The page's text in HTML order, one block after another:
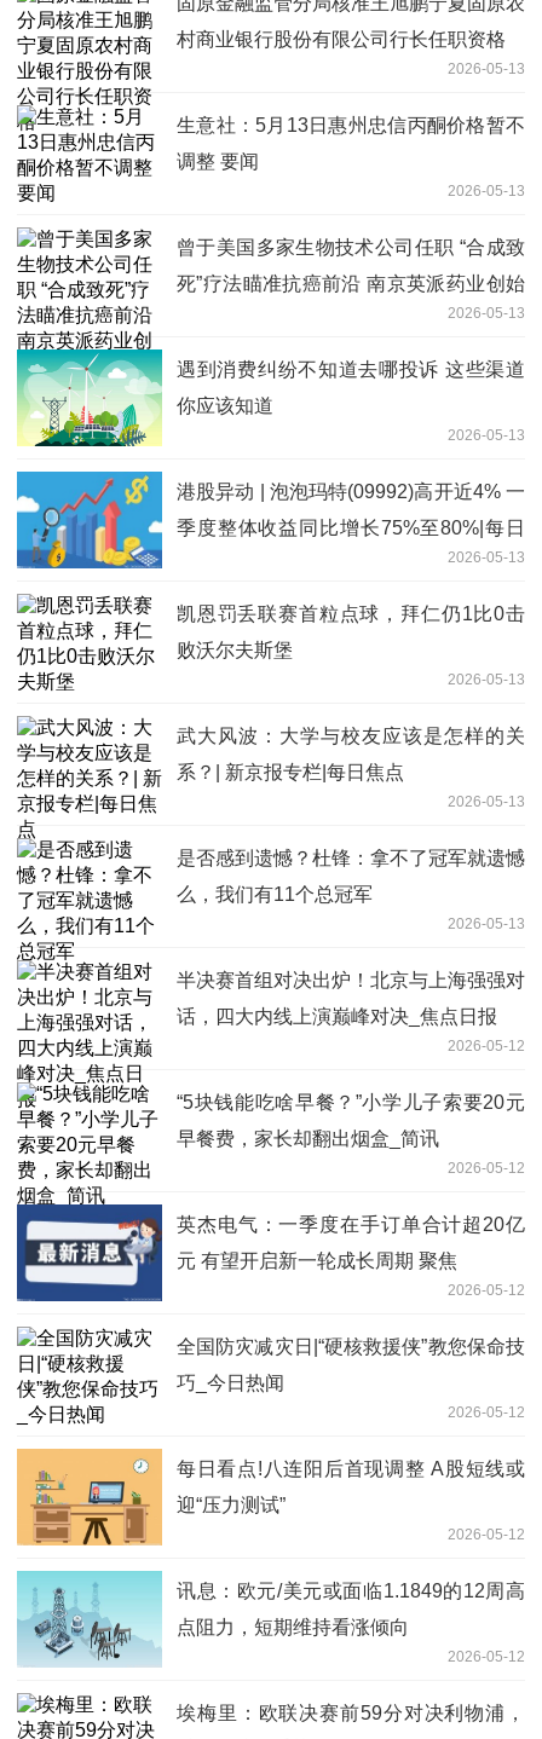
村商业银行股份有限公司行长任职资格
2026-05-13
生意社：5月13日惠州忠信丙酮价格暂不
调整 要闻
2026-05-13
曾于美国多家生物技术公司任职 “合成致
死”疗法瞄准抗癌前沿 南京英派药业创始
2026-05-13
遇到消费纠纷不知道去哪投诉 这些渠道
你应该知道
2026-05-13
港股异动 | 泡泡玛特(09992)高开近4% 一
季度整体收益同比增长75%至80%|每日
2026-05-13
凯恩罚丢联赛首粒点球，拜仁仍1比0击
败沃尔夫斯堡
2026-05-13
武大风波：大学与校友应该是怎样的关
系？| 新京报专栏|每日焦点
2026-05-13
是否感到遗憾？杜锋：拿不了冠军就遗憾
么，我们有11个总冠军
2026-05-13
半决赛首组对决出炉！北京与上海强强对
话，四大内线上演巅峰对决_焦点日报
2026-05-12
“5块钱能吃啥早餐？”小学儿子索要20元
早餐费，家长却翻出烟盒_简讯
2026-05-12
英杰电气：一季度在手订单合计超20亿
元 有望开启新一轮成长周期 聚焦
2026-05-12
全国防灾减灾日|“硬核救援侠”教您保命技
巧_今日热闻
2026-05-12
每日看点!八连阳后首现调整 A股短线或
迎“压力测试”
2026-05-12
讯息：欧元/美元或面临1.1849的12周高
点阻力，短期维持看涨倾向
2026-05-12
埃梅里：欧联决赛前59分对决利物浦，